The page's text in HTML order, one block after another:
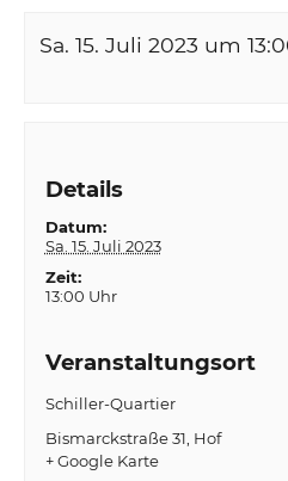
Sa. 15. Juli 2023 um
Details
Datum:
Sa. 15. Juli 2023
Zeit:
13:00 Uhr
Veranstaltungsort
Schiller-Quartier
Bismarckstraße 31 Hof
+ Google Karte